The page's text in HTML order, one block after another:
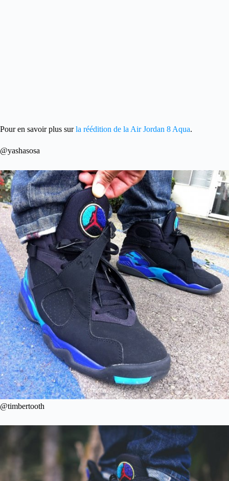
Pour en savoir plus surla réédition de la Air Jordan 8 Aqua.
@yashasosa
@timbertooth